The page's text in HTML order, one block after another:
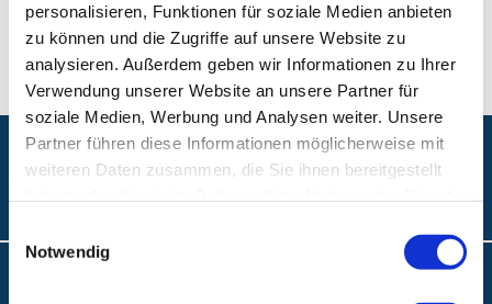
personalisieren, Funktionen für soziale Medien anbieten
zu können und die Zugriffe auf unsere Website zu
analysieren. Außerdem geben wir Informationen zu Ihrer
Verwendung unserer Website an unsere Partner für
soziale Medien, Werbung und Analysen weiter. Unsere
Partner führen diese Informationen möglicherweise mit
weiteren Daten zusammen, die Sie ihnen bereitgestellt
Notwendig
Fax:+49 (0) 911 933 56 99
Folgen Sie uns: